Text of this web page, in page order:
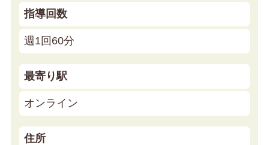
指導回数
週1回60分
最寄り駅
オンライン
住所